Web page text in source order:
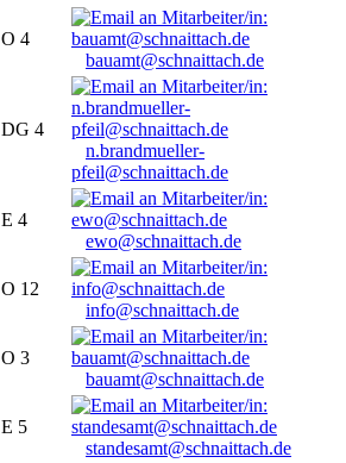
O 4
bauamt@schnaittach.de
DG 4
n.brandmueller-
pfeil@schnaittach.de
E 4
ewo@schnaittach.de
O 12
info@schnaittach.de
O 3
bauamt@schnaittach.de
E 5
standesamt@schnaittach.de